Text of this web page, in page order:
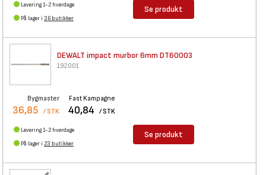
Levering 1-2 hverdage
På lager i 36 butikker
Se produkt
DEWALT impact murbor 6mm DT60003
192001
Bygmaster
36,85 / STK
Fast Kampagne
40,84 / STK
Levering 1-2 hverdage
På lager i 23 butikker
Se produkt